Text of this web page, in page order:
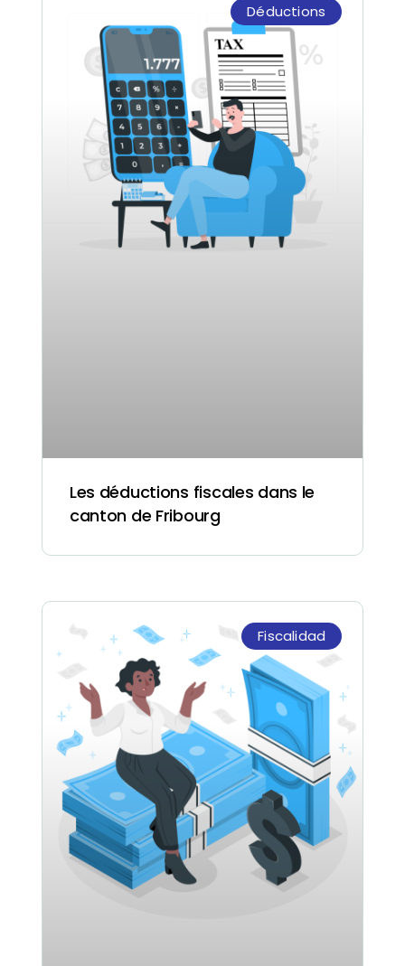
Déductions
Les déductions fiscales dans le
canton de Fribourg
Fiscalidad